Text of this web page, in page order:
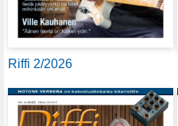
Riffi 2/2026